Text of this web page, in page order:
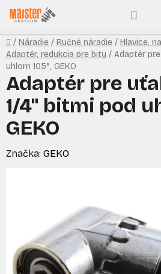
Prejsť
na
obsah
Domov
/ Náradie / Ručné náradie / Hlavice,
Adaptér, redukcia pre bity / Adaptér
uhlom 105°, GEKO
Adaptér pre
1/4" bitmi pod
GEKO
Značka: GEKO